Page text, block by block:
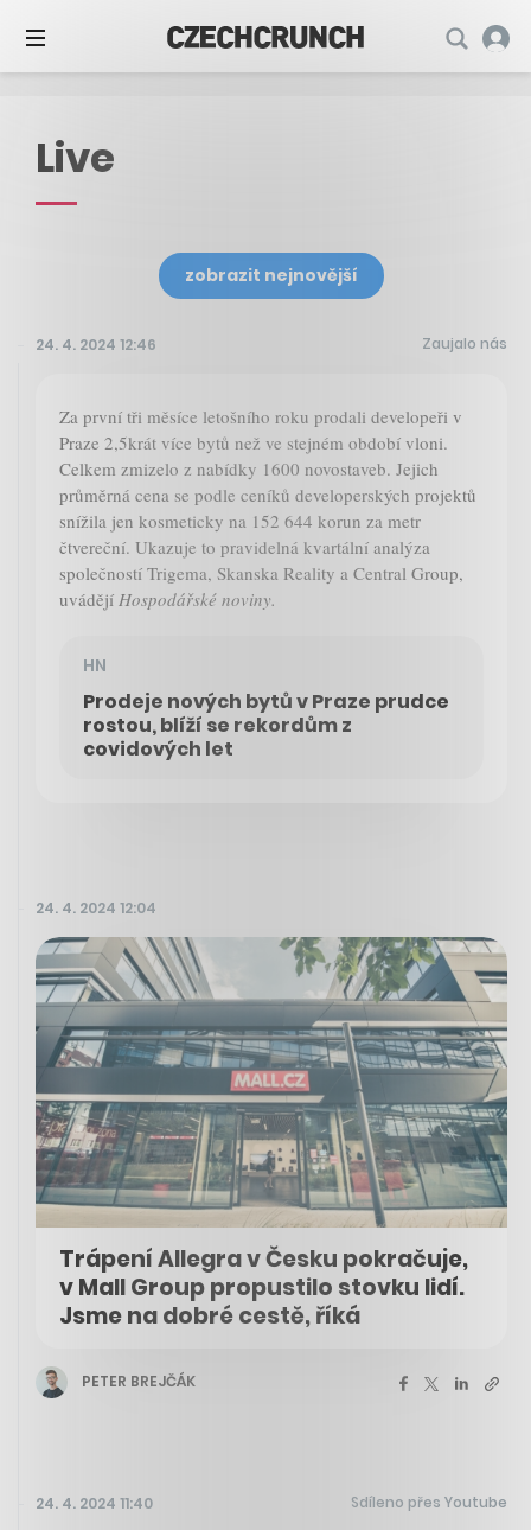
Live
zobrazit nejnovější
24. 4. 2024 12:46 Zaujalo nás
Za první tři měsíce letošního roku prodali developeři v
Praze 2,5krát více bytů než ve stejném období vloni.
Celkem zmizelo z nabídky 1600 novostaveb. Jejich
průměrná cena se podle ceníků developerských projektů
snížila jen kosmeticky na 152 644 korun za metr
čtvereční. Ukazuje to pravidelná kvartální analýza
společností Trigema, Skanska Reality a Central Group,
uvádějí Hospodářské noviny.
HN
Prodeje nových bytů v Praze prudce
rostou, blíží se rekordům z
covidových let
24. 4. 2024 12:04
Trápení Allegra v Česku pokračuje,
v Mall Group propustilo stovku lidí.
Jsme na dobré cestě, říká
PETER BREJČÁK
24. 4. 2024 11:40 Sdíleno přes Youtube